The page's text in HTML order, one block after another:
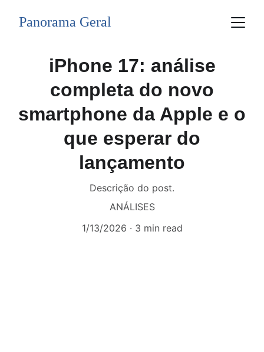
Panorama Geral
iPhone 17: análise
completa do novo
smartphone da Apple e o
que esperar do
lançamento
Descrição do post.
ANÁLISES
1/13/2026
3 min read